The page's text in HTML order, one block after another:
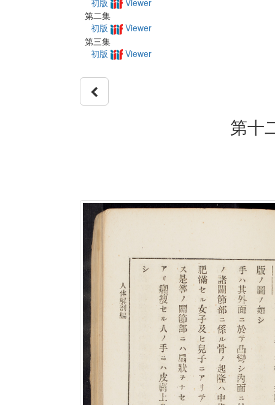
第二集
初版
Viewer
第三集
初版
Viewer
第十